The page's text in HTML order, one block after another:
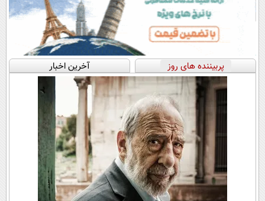
پربیننده های روز آخرین اخبار